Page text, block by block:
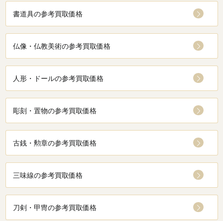
書道具の参考買取価格
仏像・仏教美術の参考買取価格
人形・ドールの参考買取価格
彫刻・置物の参考買取価格
古銭・勲章の参考買取価格
三味線の参考買取価格
刀剣・甲冑の参考買取価格